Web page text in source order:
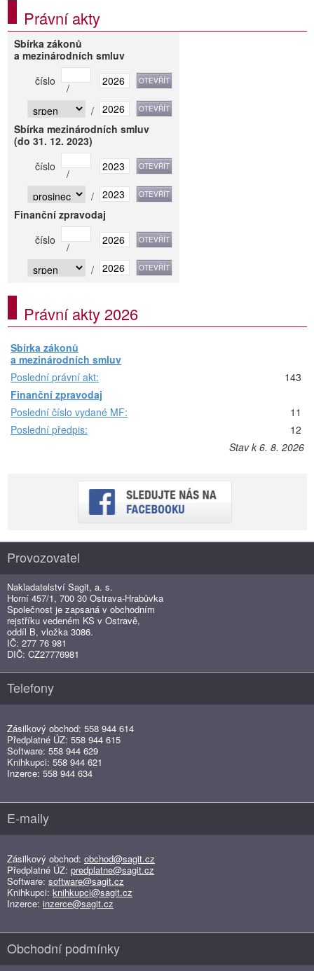
Právní akty
Sbírka zákonů
a mezinárodních smluv
číslo
/
/
Sbírka mezinárodních smluv
(do 31. 12. 2023)
číslo
/
/
Finanční zpravodaj
číslo
/
/
Právní akty 2026
Sbírka zákonů
a mezinárodních smluv
Poslední právní akt:
143
Finanční zpravodaj
Poslední číslo vydané MF:
11
Poslední předpis:
12
Stav k 6. 8. 2026
Provozovatel
Nakladatelství Sagit, a. s.
Horní 457/1, 700 30 Ostrava-Hrabůvka
Společnost je zapsaná v obchodním
rejstříku vedeném KS v Ostravě,
oddíl B, vložka 3086.
IČ: 277 76 981
DIČ: CZ27776981
Telefony
Zásilkový obchod: 558 944 614
Předplatné ÚZ: 558 944 615
Software: 558 944 629
Knihkupci: 558 944 621
Inzerce: 558 944 634
E-maily
Zásilkový obchod: obchod@sagit.cz
Předplatné ÚZ: predplatne@sagit.cz
Software: software@sagit.cz
Knihkupci: knihkupci@sagit.cz
Inzerce: inzerce@sagit.cz
Obchodní podmínky